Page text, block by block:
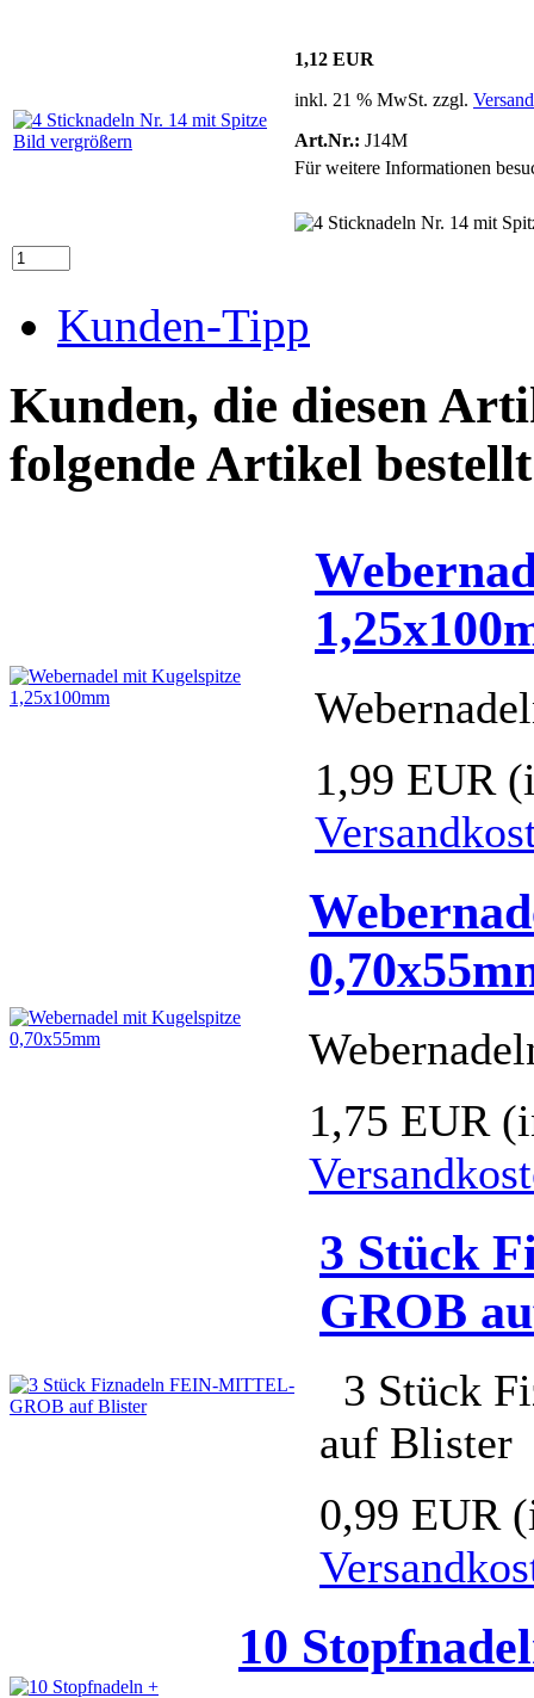
Bild vergrößern
1,12 EUR
inkl. 21 % MwSt. zzgl.
Art.Nr.: J14M
Für weitere Informationen
Kunden-Tipp
Kunden, die diesen
folgende Artikel
1,99 EUR
1,75 EUR
3 Stück
GROB
3 Stück
auf Blister
0,99 EUR
10